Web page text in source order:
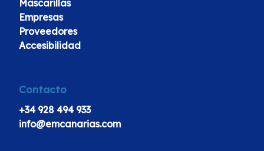
Mascarillas
Empresas
Proveedores
Accesibilidad
Contacto
+34 928 494 933
info@emcanarias.com